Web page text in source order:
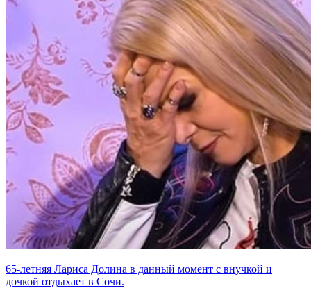
65-летняя Лариса Долина в данный момент с внучкой и
дочкой отдыхает в Сочи.